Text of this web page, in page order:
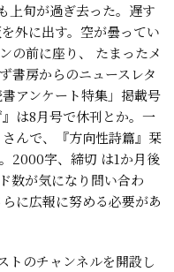
上旬が過ぎ去った。遅す
外に出す。空が曇ってい
の前に座り、
たまったメ
書房からのニュースレタ
アンケート特集」掲載号
は8月号で休刊とか。一
さんで、『方向性詩篇』栞
2000字、締切 は1か月後
数が気になり問い合わ
に広報に努める必要があ
トのチャンネルを開設し